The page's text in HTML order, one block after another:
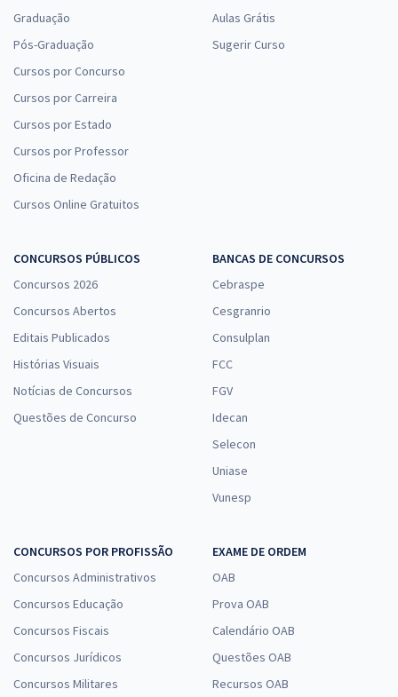
Graduação
Pós-Graduação
Cursos por Concurso
Cursos por Carreira
Cursos por Estado
Cursos por Professor
Oficina de Redação
Cursos Online Gratuitos
Aulas Grátis
Sugerir Curso
CONCURSOS PÚBLICOS
Concursos 2026
Concursos Abertos
Editais Publicados
Histórias Visuais
Notícias de Concursos
Questões de Concurso
BANCAS DE CONCURSOS
Cebraspe
Cesgranrio
Consulplan
FCC
FGV
Idecan
Selecon
Uniase
Vunesp
CONCURSOS POR PROFISSÃO
Concursos Administrativos
Concursos Educação
Concursos Fiscais
Concursos Jurídicos
Concursos Militares
EXAME DE ORDEM
OAB
Prova OAB
Calendário OAB
Questões OAB
Recursos OAB